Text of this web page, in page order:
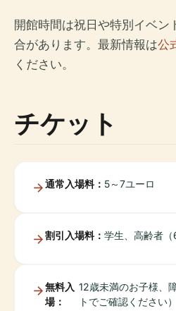
開館時間は祝日や特別イベン
合があります。最新情報は公
ください。
チケット
通常入場料： 5～7ユーロ
割引入場料： 学生、高齢者
無料入
場：
12歳未満のお子様、
トでご確認ください）